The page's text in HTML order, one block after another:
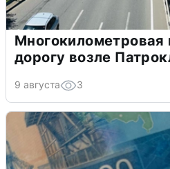
Многокилометровая
дорогу возле
9 августа 3